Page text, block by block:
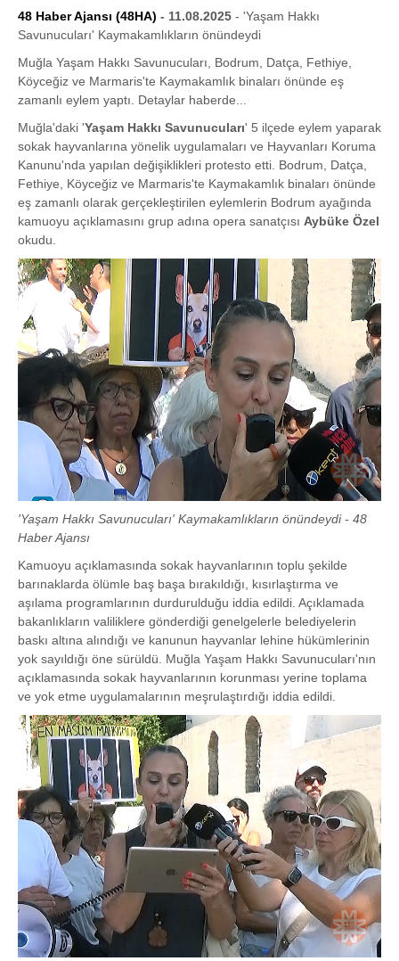
48 Haber Ajansı (48HA) - 11.08.2025 - 'Yaşam Hakkı
Savunucuları' Kaymakamlıkların önündeydi
Muğla Yaşam Hakkı Savunucuları, Bodrum, Datça, Fethiye,
Köyceğiz ve Marmaris'te Kaymakamlık binaları önünde eş
zamanlı eylem yaptı. Detaylar haberde...
Muğla'daki 'Yaşam Hakkı Savunucuları' 5 ilçede eylem yaparak
sokak hayvanlarına yönelik uygulamaları ve Hayvanları Koruma
Kanunu'nda yapılan değişiklikleri protesto etti. Bodrum, Datça,
Fethiye, Köyceğiz ve Marmaris'te Kaymakamlık binaları önünde
eş zamanlı olarak gerçekleştirilen eylemlerin Bodrum ayağında
kamuoyu açıklamasını grup adına opera sanatçısı Aybüke Özel
okudu.
'Yaşam Hakkı Savunucuları' Kaymakamlıkların önündeydi - 48
Haber Ajansı
Kamuoyu açıklamasında sokak hayvanlarının toplu şekilde
barınaklarda ölümle baş başa bırakıldığı, kısırlaştırma ve
aşılama programlarının durdurulduğu iddia edildi. Açıklamada
bakanlıkların valiliklere gönderdiği genelgelerle belediyelerin
baskı altına alındığı ve kanunun hayvanlar lehine hükümlerinin
yok sayıldığı öne sürüldü. Muğla Yaşam Hakkı Savunucuları'nın
açıklamasında sokak hayvanlarının korunması yerine toplama
ve yok etme uygulamalarının meşrulaştırdığı iddia edildi.